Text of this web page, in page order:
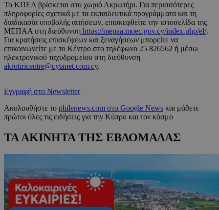
Το ΚΠΕΑ βρίσκεται στο χωριό Ακρωτήρι. Για περισσότερες
πληροφορίες σχετικά με τα εκπαιδευτικά προγράμματα και τη
διαδικασία υποβολής αιτήσεων, επισκεφθείτε την ιστοσελίδα της
ΜΕΠΑΑ στη διεύθυνση https://mepaa.moec.gov.cy/index.php/el/.
Για κρατήσεις επισκέψεων και ξεναγήσεων μπορείτε να
επικοινωνείτε με το Κέντρο στο τηλέφωνο 25 826562 ή μέσω
ηλεκτρονικού ταχυδρομείου στη διεύθυνση
akrotiricentre@cytanet.com.cy.
Εγγραφή στο Newsletter
Ακολουθήστε το philenews.com στο Google News και μάθετε
πρώτοι όλες τις ειδήσεις για την Κύπρο και τον κόσμο
ΤΑ ΑΚΙΝΗΤΑ ΤΗΣ ΕΒΔΟΜΑΔΑΣ